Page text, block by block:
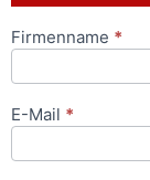
Anfrageformular
Firmenname *
E-Mail *